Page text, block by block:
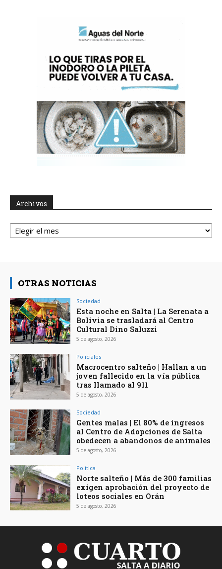
Archivos
Archivos
OTRAS NOTICIAS
Sociedad
Esta noche en Salta | La Serenata a
Bolivia se trasladará al Centro
Cultural Dino Saluzzi
5 de agosto, 2026
Policiales
Macrocentro salteño | Hallan a un
joven fallecido en la vía pública
tras llamado al 911
5 de agosto, 2026
Sociedad
Gentes malas | El 80% de ingresos
al Centro de Adopciones de Salta
obedecen a abandonos de animales
5 de agosto, 2026
Política
Norte salteño | Más de 300 familias
exigen aprobación del proyecto de
loteos sociales en Orán
5 de agosto, 2026